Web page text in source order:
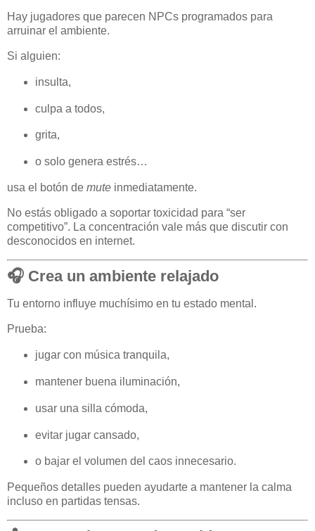
Hay jugadores que parecen NPCs programados para
arruinar el ambiente.
Si alguien:
insulta,
culpa a todos,
grita,
o solo genera estrés…
usa el botón de mute inmediatamente.
No estás obligado a soportar toxicidad para “ser
competitivo”. La concentración vale más que discutir con
desconocidos en internet.
🎧 Crea un ambiente relajado
Tu entorno influye muchísimo en tu estado mental.
Prueba:
jugar con música tranquila,
mantener buena iluminación,
usar una silla cómoda,
evitar jugar cansado,
o bajar el volumen del caos innecesario.
Pequeños detalles pueden ayudarte a mantener la calma
incluso en partidas tensas.